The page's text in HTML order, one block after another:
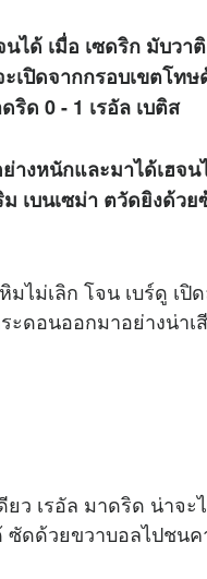
ได้ เมื่อ เซดริก มับวา
เปิดจากกรอบเขตโท
ริด 0 - 1 เรอัล เบติส
างหนักและมาได้เฮจ
เบนเซม่า ตวัดยิงด้ว
ไม่เลิก โจน เบร์ดู เ
ดอนออกมาอย่างน่าเ
ยว เรอัล มาดริด น่าจ
ซัดด้วยขวาบอลไปชน